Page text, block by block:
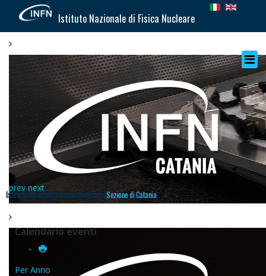
Istituto Nazionale di Fisica Nucleare
prev next
Istituto Nazionale di Fisica Nucleare |Sezione di Catania
Calendario eventi
Per Anno